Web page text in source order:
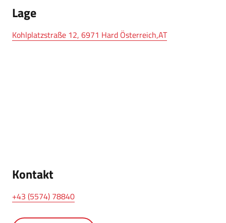
Lage
Kohlplatzstraße 12, 6971 Hard Österreich,AT
Kontakt
+43 (5574) 78840